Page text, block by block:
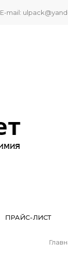
E-mail:
ПРАЙС-ЛИСТ